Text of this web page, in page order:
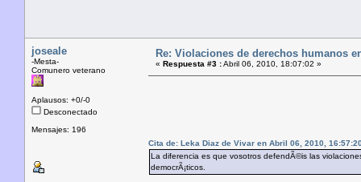
joseale
-Mesta-
Comunero veterano
Aplausos: +0/-0
Desconectado
Mensajes: 196
Re: Violaciones de derechos humanos
« Respuesta #3 :Abril 06, 2010, 18:07:02 »
Cita de: Leka Diaz de Vivar en Abril 06, 2010,
La diferencia es que vosotros defendÃ©is las
democrÃ¡ticos.